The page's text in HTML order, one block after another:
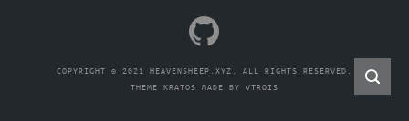
COPYRIGHT © 2021 HEAVENSHEEP.XYZ. ALL RIGHTS RESERVED.
THEME KRATOS MADE BY VTROIS